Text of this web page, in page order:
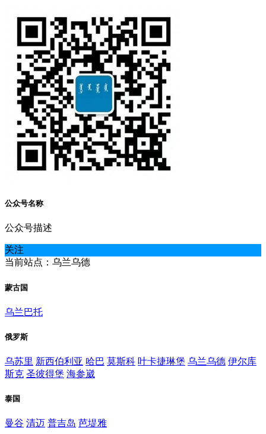
公众号名称
公众号描述
关注
当前站点：乌兰乌德
蒙古国
乌兰巴托
俄罗斯
乌苏里 新西伯利亚 哈巴 莫斯科 叶卡捷琳堡 乌兰乌德 伊尔库
斯克 圣彼得堡 海参崴
泰国
曼谷 清迈 普吉岛 芭堤雅